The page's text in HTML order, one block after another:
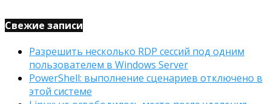
Свежие записи
Разрешить несколько RDP сессий под одним
пользователем в Windows Server
PowerShell: выполнение сценариев отключено в
этой системе